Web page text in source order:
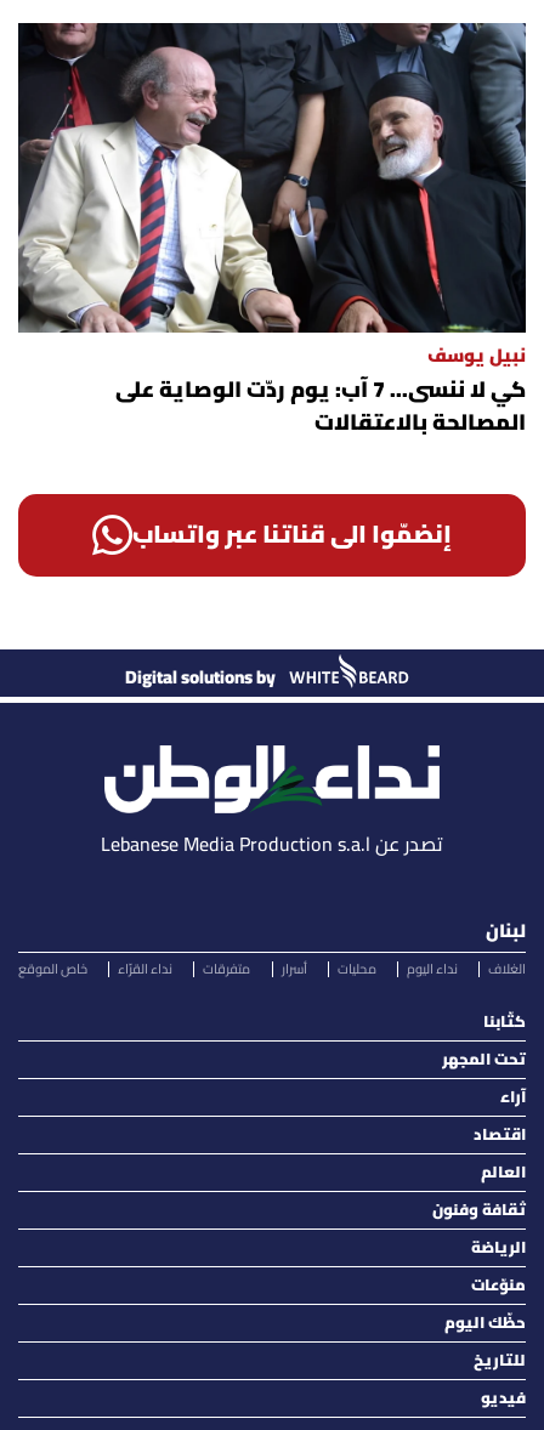
نبيل يوسف
كي لا ننسى... 7 آب: يوم ردّت الوصاية على
المصالحة بالاعتقالات
إنضمّوا الى قناتنا عبر واتساب
Digital solutions by
تصدر عن Lebanese Media Production s.a.l
لبنان
الغلاف نداء اليوم محليات أسرار متفرقات نداء القرّاء خاص الموقع
كتّابنا
تحت المجهر
آراء
اقتصاد
العالم
ثقافة وفنون
الرياضة
منوّعات
حظّك اليوم
للتاريخ
فيديو